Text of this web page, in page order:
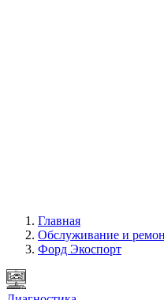
Главная
Обслуживание и
Форд Экоспорт